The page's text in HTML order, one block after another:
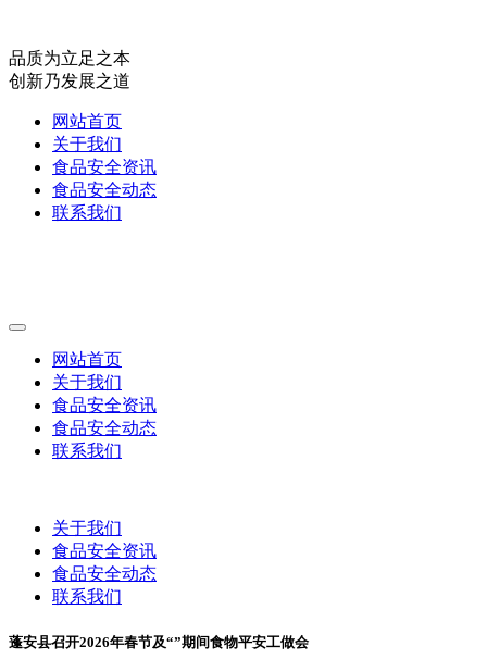
品质为立足之本
创新乃发展之道
网站首页
关于我们
食品安全资讯
食品安全动态
联系我们
网站首页
关于我们
食品安全资讯
食品安全动态
联系我们
关于我们
食品安全资讯
食品安全动态
联系我们
蓬安县召开2026年春节及“”期间食物平安工做会